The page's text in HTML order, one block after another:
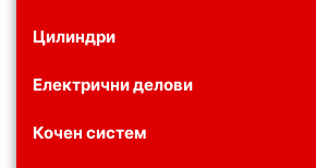
Цилиндри
Електрични делови
Кочен систем